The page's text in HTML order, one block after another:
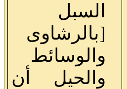
السبل
[بالرشاوى
والوسائط
والحيل أن